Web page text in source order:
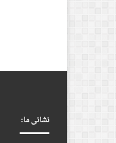
نشانی ما: